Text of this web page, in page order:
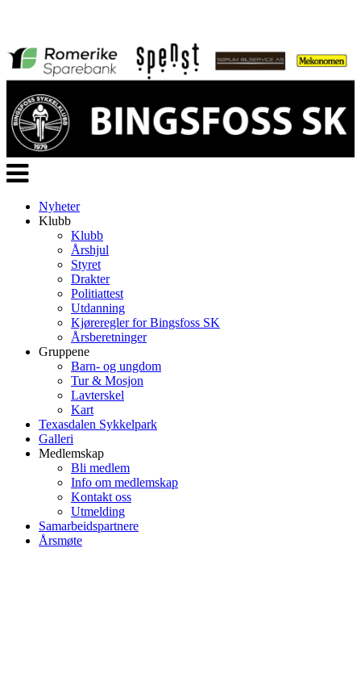
Veksle
navigasjon
Nyheter
Klubb
Klubb
Årshjul
Styret
Drakter
Politiattest
Utdanning
Kjøreregler for Bingsfoss SK
Årsberetninger
Gruppene
Barn- og ungdom
Tur & Mosjon
Lavterskel
Kart
Texasdalen Sykkelpark
Galleri
Medlemskap
Bli medlem
Info om medlemskap
Kontakt oss
Utmelding
Samarbeidspartnere
Årsmøte